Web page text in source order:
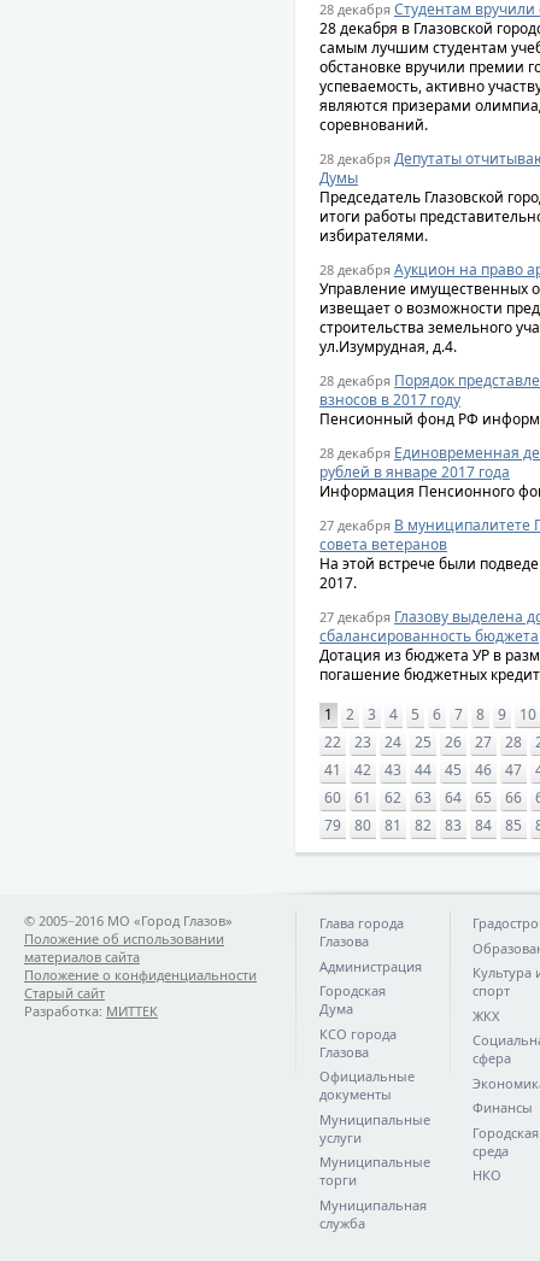
28 декабря Студентам вручили
28 декабря в Глазовской
самым лучшим студентам
обстановке вручили премии
успеваемость, активно
являются призерами
соревнований.
28 декабря Депутаты
Думы
Председатель Глазовской
итоги работы
избирателями.
28 декабря Аукцион на право
Управление имущественных
извещает о возможности
строительства земельного
ул.Изумрудная, д.4.
28 декабря Порядок
взносов в 2017 году
Пенсионный фонд РФ
28 декабря Единовременная
рублей в январе 2017 года
Информация Пенсионного
27 декабря В муниципалитете
совета ветеранов
На этой встрече были
2017.
27 декабря Глазову выделена
сбалансированность бюджета
Дотация из бюджета УР в
погашение бюджетных
1
2 3 4 5 6 7 8 9
10
22
23 24 25 26 27 28
41
42 43 44 45 46 47
60
61 62 63 64 65 66
79
80 81 82 83 84 85
© 2005−2016 МО «Город Глазов»
Положение об использовании
материалов сайта
Положение о конфиденциальности
Старый сайт
Разработка: МИТТЕК
Глава города
Глазова
Администрация
Городская
Дума
КСО города
Глазова
Официальные
документы
Муниципальные
услуги
Муниципальные
торги
Муниципальная
служба
Культура
спорт
ЖКХ
сфера
Финансы
Городская
среда
НКО